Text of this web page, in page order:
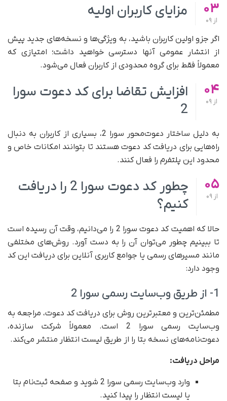
03
از
مزایای کاربران اولیه
اگر جزو اولین کاربران باشید، به ویژگی‌ها و نسخه‌های جدید پیش
از انتشار عمومی آنها دسترسی خواهید داشت؛ امتیازی که
معمولاً فقط برای گروه محدودی از کاربران فعال می‌شود.
04
از
افزایش تقاضا برای کد دعوت سورا
2
به دلیل ساختار دعوت‌محور سورا 2، بسیاری از کاربران به دنبال
راه‌هایی برای دریافت کد دعوت هستند تا بتوانند امکانات خاص و
محدود این پلتفرم را فعال کنند.
05
از
چطور کد دعوت سورا 2 را دریافت
کنیم؟
حالا که اهمیت کد دعوت سورا 2 را می‌دانیم، وقت آن رسیده است
تا ببینیم چطور می‌توان آن را به دست آورد. روش‌های مختلفی
مانند مسیرهای رسمی یا جوامع کاربری آنلاین برای دریافت این کد
وجود دارد:
1- از طریق وب‌سایت رسمی سورا 2
مطمئن‌ترین و معتبرترین روش برای دریافت کد دعوت، مراجعه به
وب‌سایت رسمی سورا 2 است. معمولاً شرکت سازنده،
دعوت‌نامه‌های نسخه بتا را از طریق لیست انتظار منتشر می‌کند.
مراحل دریافت:
وارد وب‌سایت رسمی سورا 2 شوید و صفحه ثبت‌نام بتا
یا لیست انتظار را پیدا کنید.